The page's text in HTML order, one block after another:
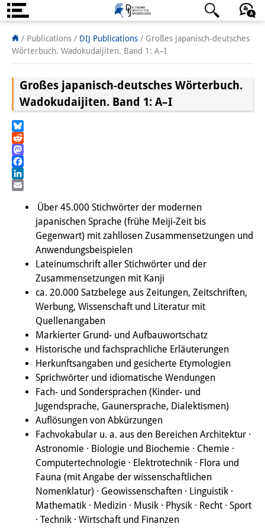
About us
Institute
Team
Directorate
Research Support
Visiting Scholars
PhD Students
Interns
DIJ Alumni
Research
Research Overview
Research cluster:
Sustainability in Japan
Research cluster:
Digital Transformation
Research cluster:
Japan Transregional
Knowledge Lab:
日本語 English Deutsch
/ Publications / DIJ Publications / Großes japanisch-deutsches
Wörterbuch. Wadokudaijiten. Band 1: A–I
Großes japanisch-deutsches Wörterbuch.
Wadokudaijiten. Band 1: A–I
Bluesky
Reddit
Mastodon
Facebook
LinkedIn
Über 45.000 Stichwörter der modernen
japanischen Sprache (frühe Meiji-Zeit bis
Gegenwart) mit zahllosen Zusammensetzungen und
Anwendungsbeispielen
Lateinumschrift aller Stichwörter und der
Zusammensetzungen mit Kanji
ca. 20.000 Satzbelege aus Zeitungen, Zeitschriften,
Werbung, Wissenschaft und Literatur mit
Quellenangaben
Markierter Grund- und Aufbauwortschatz
Historische und fachsprachliche Erläuterungen
Herkunftsangaben und gesicherte Etymologien
Sprichwörter und idiomatische Wendungen
Fach- und Sondersprachen (Kinder- und
Jugendsprache, Gaunersprache, Dialektismen)
Auflösungen von Abkürzungen
Fachvokabular u. a. aus den Bereichen Architektur ·
Astronomie · Biologie und Biochemie · Chemie ·
Computertechnologie · Elektrotechnik · Flora und
Fauna (mit Angabe der wissenschaftlichen
Nomenklatur) · Geowissenschaften · Linguistik ·
Mathematik · Medizin · Musik · Physik · Recht · Sport
· Technik · Wirtschaft und Finanzen